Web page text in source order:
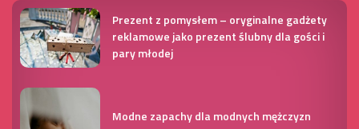
Prezent z pomysłem – oryginalne gadżety
reklamowe jako prezent ślubny dla gości i
pary młodej
Modne zapachy dla modnych mężczyzn